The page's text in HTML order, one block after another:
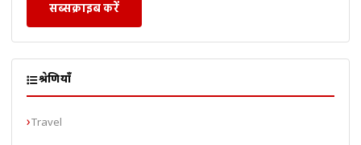
सब्सक्राइब करें
श्रेणियाँ
Travel